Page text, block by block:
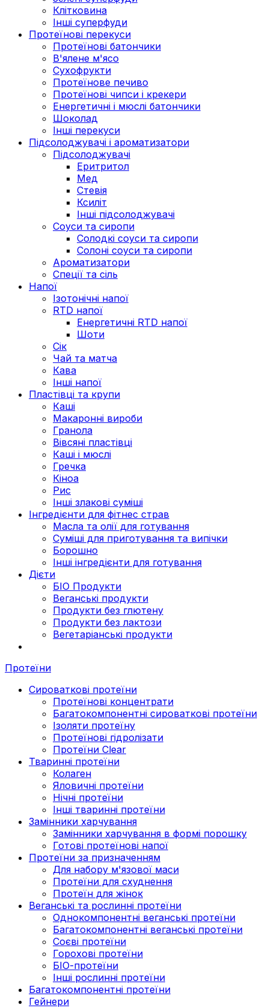
Клітковина
Інші суперфуди
Протеїнові перекуси
Протеїнові батончики
В'ялене м'ясо
Сухофрукти
Протеїнове печиво
Протеїнові чипси і крекери
Енергетичні і мюслі батончики
Шоколад
Інші перекуси
Підсолоджувачі і ароматизатори
Підсолоджувачі
Еритритол
Мед
Стевія
Ксиліт
Інші підсолоджувачі
Соуси та сиропи
Солодкі соуси та сиропи
Солоні соуси та сиропи
Ароматизатори
Спеції та сіль
Напої
Ізотонічні напої
RTD напої
Енергетичні RTD напої
Шоти
Сік
Чай та матча
Кава
Інші напої
Пластівці та крупи
Каші
Макаронні вироби
Гранола
Вівсяні пластівці
Каші і мюслі
Гречка
Кіноа
Рис
Інші злакові суміші
Інгредієнти для фітнес страв
Масла та олії для готування
Суміші для приготування та випічки
Борошно
Інші інгредієнти для готування
Дієти
БІО Продукти
Веганські продукти
Продукти без глютену
Продукти без лактози
Вегетаріанські продукти
Протеїни
Сироваткові протеїни
Протеїнові концентрати
Багатокомпонентні сироваткові протеїни
Ізоляти протеїну
Протеїнові гідролізати
Протеїни Clear
Тваринні протеїни
Колаген
Яловичні протеїни
Нічні протеїни
Інші тваринні протеїни
Замінники харчування
Замінники харчування в формі порошку
Готові протеїнові напої
Протеїни за призначенням
Для набору м'язової маси
Протеїни для схуднення
Протеїн для жінок
Веганські та рослинні протеїни
Однокомпонентні веганські протеїни
Багатокомпонентні веганські протеїни
Cоєві протеїни
Горохові протеїни
БІО-протеїни
Інші рослинні протеїни
Багатокомпонентні протеїни
Гейнери